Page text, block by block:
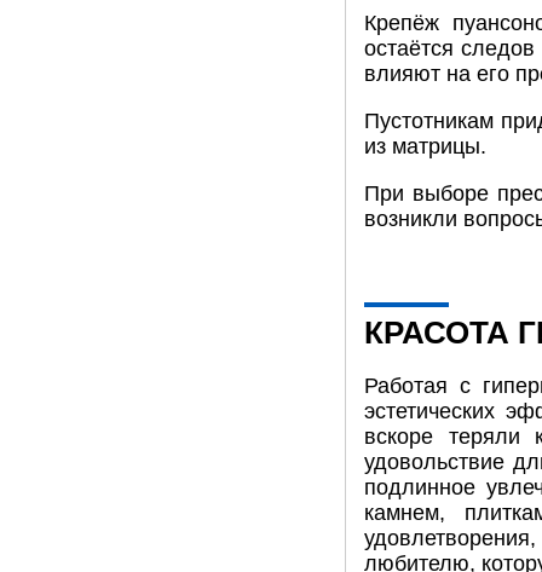
Крепёж
остаётся
влияют на его
Пустотникам
из матрицы.
При выборе
возникли
КРАСОТА
Работая с
эстетических
вскоре теряли
удовольствие
подлинное
камнем,
любителю,